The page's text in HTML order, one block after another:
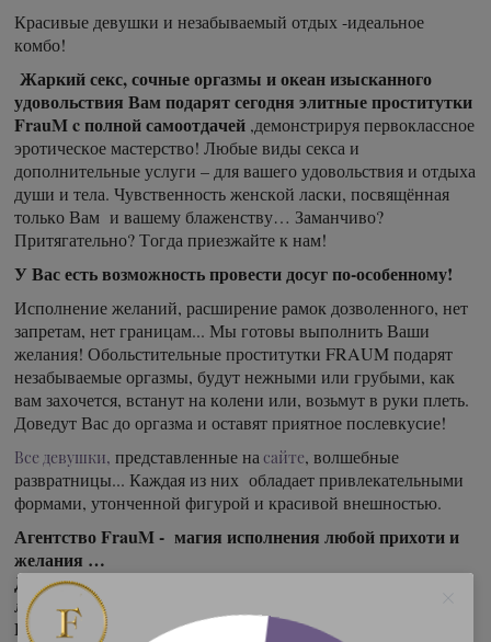
Красивые девушки и незабываемый отдых -идеальное
комбо!
Жаркий секс, сочные оргазмы и океан изысканного
удовольствия Вам подарят сегодня элитные проститутки
FrauM c полной самоотдачей ,демонстрируя первоклассное
эротическое мастерство! Любые виды секса и
дополнительные услуги – для вашего удовольствия и отдыха
души и тела. Чувственность женской ласки, посвящённая
только Вам и вашему блаженству… Заманчиво?
Притягательно? Тогда приезжайте к нам!
У Вас есть возможность провести досуг по-особенному!
Исполнение желаний, расширение рамок дозволенного, нет
запретам, нет границам... Мы готовы выполнить Ваши
желания! Обольстительные проститутки FRAUM подарят
незабываемые оргазмы, будут нежными или грубыми, как
вам захочется, встанут на колени или, возьмут в руки плеть.
Доведут Вас до оргазма и оставят приятное послевкусие!
Все девушки, представленные на сайте, волшебные
развратницы... Каждая из них обладает привлекательными
формами, утонченной фигурой и красивой внешностью.
Агентство FrauM - магия исполнения любой прихоти и
желания …
Доступна услуга Секс с доставкой на дом. Выезжаем в
любые районы СПБ!
FrauM +7 (921) 941-98-77 (Telegram, WhatsApp).